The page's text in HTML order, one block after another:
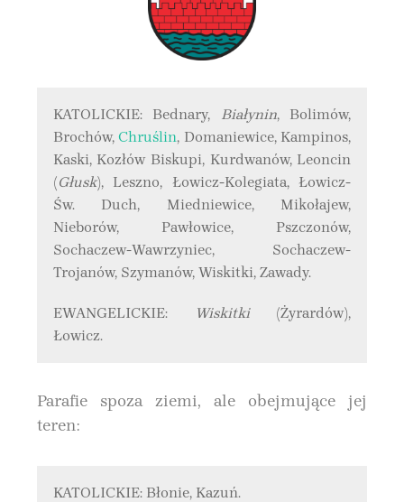
KATOLICKIE: Bednary, Białynin, Bolimów,
Brochów,Chruślin, Domaniewice, Kampinos,
Kaski, Kozłów Biskupi, Kurdwanów, Leoncin
(Głusk), Leszno, Łowicz-Kolegiata, Łowicz-
Św. Duch, Miedniewice, Mikołajew,
Nieborów, Pawłowice, Pszczonów,
Sochaczew-Wawrzyniec, Sochaczew-
Trojanów, Szymanów, Wiskitki, Zawady.
EWANGELICKIE: Wiskitki(Żyrardów),
Łowicz.
Parafie spoza ziemi, ale obejmujące jej
teren:
KATOLICKIE: Błonie, Kazuń.